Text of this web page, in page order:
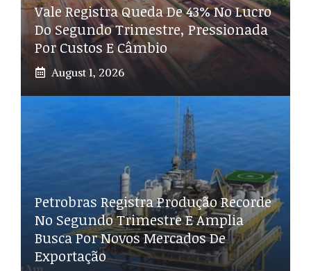
Vale Registra Queda De 43% No Lucro
Do Segundo Trimestre, Pressionada
Por Custos E Câmbio
August 1, 2026
Petrobras Registra Produção Recorde
No Segundo Trimestre E Amplia
Busca Por Novos Mercados De
Exportação